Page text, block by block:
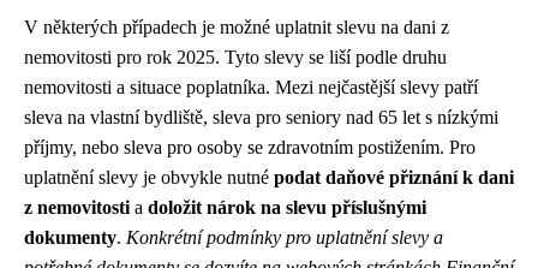
V některých případech je možné uplatnit slevu na dani z
nemovitosti pro rok 2025. Tyto slevy se liší podle druhu
nemovitosti a situace poplatníka. Mezi nejčastější slevy patří
sleva na vlastní bydliště, sleva pro seniory nad 65 let s nízkými
příjmy, nebo sleva pro osoby se zdravotním postižením. Pro
uplatnění slevy je obvykle nutné podat daňové přiznání k dani
z nemovitosti a doložit nárok na slevu příslušnými
dokumenty. Konkrétní podmínky pro uplatnění slevy a